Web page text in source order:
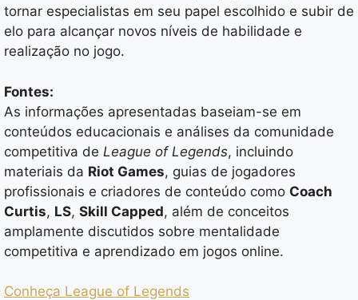
tornar especialistas em seu papel escolhido e subir de
elo para alcançar novos níveis de habilidade e
realização no jogo.
Fontes:
As informações apresentadas baseiam-se em
conteúdos educacionais e análises da comunidade
competitiva de League of Legends, incluindo
materiais da Riot Games, guias de jogadores
profissionais e criadores de conteúdo como Coach
Curtis, LS, Skill Capped, além de conceitos
amplamente discutidos sobre mentalidade
competitiva e aprendizado em jogos online.
Conheça League of Legends